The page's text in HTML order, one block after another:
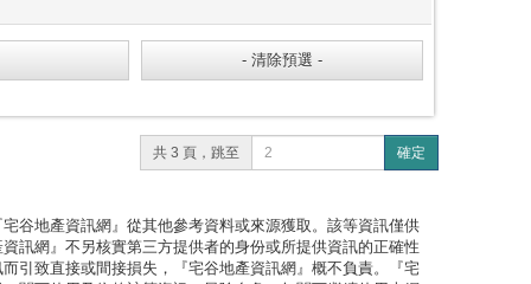
共 3 頁，跳至 確定
谷地產資訊網』從其他參考資料或來源獲取。該等資訊僅供
訊網』不另核實第三方提供者的身份或所提供資訊的正確性
引致直接或間接損失，『宅谷地產資訊網』概不負責。『宅